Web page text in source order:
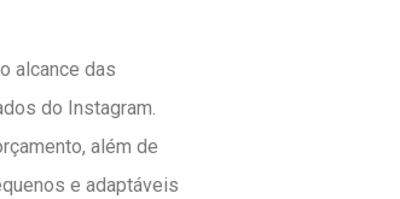
alcance das
do Instagram.
além de
e adaptáveis